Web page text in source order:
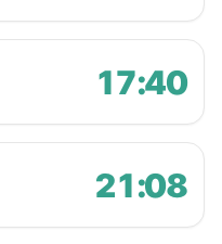
17:40
21:08